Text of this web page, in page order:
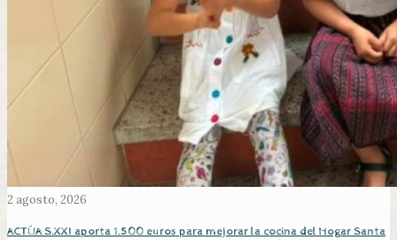
2 agosto, 2026
ACTÚA S.XXI aporta 1.500 euros para mejorar la cocina del Hogar Santa